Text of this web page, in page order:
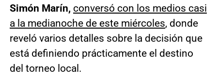
Simón Marín, conversó con los medios casi
a la medianoche de este miércoles, donde
reveló varios detalles sobre la decisión que
está definiendo prácticamente el destino
del torneo local.